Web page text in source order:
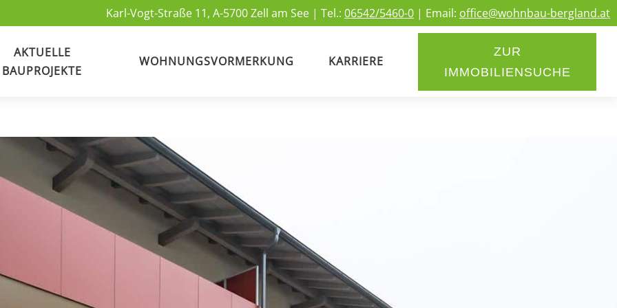
Karl-Vogt-Straße 11, A-5700 Zell am See | Tel.: 06542/5460-0 | Email: office@wohnbau-bergland.at
AKTUELLE
BAUPROJEKTE
WOHNUNGSVORMERKUNG KARRIERE
ZUR
IMMOBILIENSUCHE